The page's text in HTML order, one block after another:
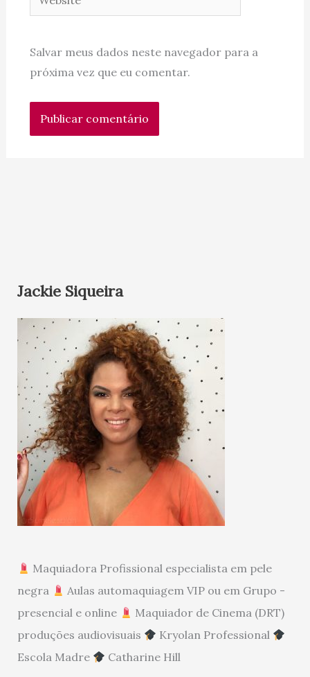
Salvar meus dados neste navegador para a
próxima vez que eu comentar.
Jackie Siqueira
Maquiadora Profissional especialista em pele
negra
Aulas automaquiagem VIP ou em Grupo -
presencial e online
Maquiador de Cinema (DRT)
produções audiovisuais
Kryolan Professional
Escola Madre
Catharine Hill